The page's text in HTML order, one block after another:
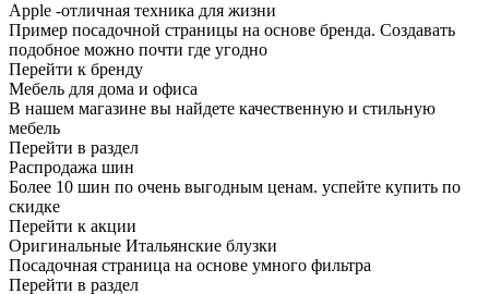
Apple -отличная техника для жизни
Пример посадочной страницы на основе бренда. Создавать
подобное можно почти где угодно
Перейти к бренду
Мебель для дома и офиса
В нашем магазине вы найдете качественную и стильную
мебель
Перейти в раздел
Распродажа шин
Более 10 шин по очень выгодным ценам. успейте купить по
скидке
Перейти к акции
Оригинальные Итальянские блузки
Посадочная страница на основе умного фильтра
Перейти в раздел